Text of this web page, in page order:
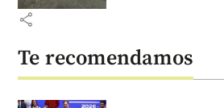
share
Te recomendamos